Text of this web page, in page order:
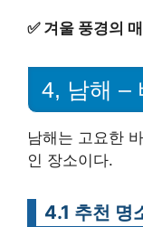
✅ 겨울 풍경의
4, 남해 –
남해는 고요한
인 장소이다.
4.1 추천 명